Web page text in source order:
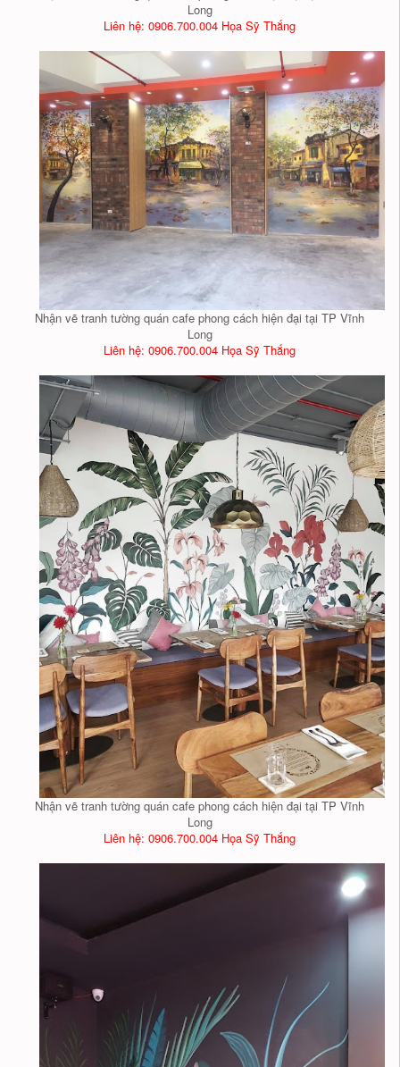
Long
Liên hệ: 0906.700.004 Họa Sỹ Thắng
Nhận vẽ tranh tường quán cafe phong cách hiện đại tại TP Vĩnh
Long
Liên hệ: 0906.700.004 Họa Sỹ Thắng
Nhận vẽ tranh tường quán cafe phong cách hiện đại tại TP Vĩnh
Long
Liên hệ: 0906.700.004 Họa Sỹ Thắng